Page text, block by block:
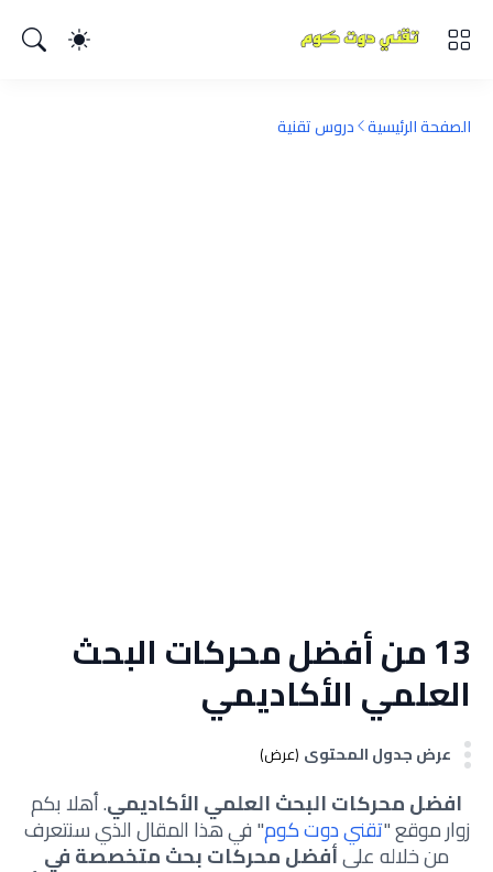
الصفحة الرئيسية دروس تقنية
13 من أفضل محركات البحث
العلمي الأكاديمي
عرض جدول المحتوى (عرض)
افضل محركات البحث العلمي الأكاديمي. أهلا بكم
زوار موقع "تقني دوت كوم" في هذا المقال الذي سنتعرف
من خلاله علىأفضل محركات بحث متخصصة في